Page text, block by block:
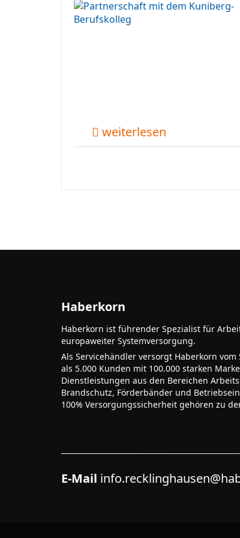
weiterlesen
Haberkorn
Haberkorn ist führender Spezialist für
europaweiter Systemversorgung.
Als Servicehändler versorgt Haberkorn
als 5.000 Kunden mit 100.000 starken
Dienstleistungen aus den Bereichen
Brandschutz, Förderbänder und
100% Versorgungssicherheit gehören zu
E-Mail